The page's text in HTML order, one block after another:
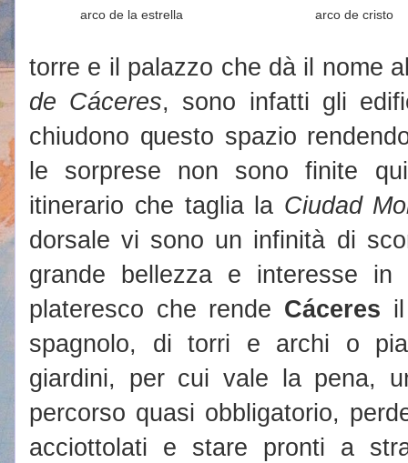
arco de la estrella arco de cristo
torre e il palazzo che dà il nome
de Cáceres, sono infatti gli
chiudono questo spazio
le sorprese non sono finite
itinerario che taglia la Ciudad
dorsale vi sono un infinità di
grande bellezza e interesse
plateresco che rende Cáceres
spagnolo, di torri e archi o
giardini, per cui vale la pena,
percorso quasi obbligatorio,
acciottolati e stare pronti a